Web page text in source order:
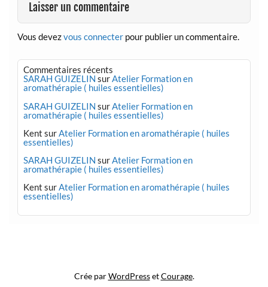
Laisser un commentaire
Vous devezvous connecterpour publier un commentaire.
Commentaires récents
SARAH GUIZELIN surAtelier Formation en
aromathérapie ( huiles essentielles)
SARAH GUIZELIN sur Atelier Formation en
aromathérapie ( huiles essentielles)
Kent surAtelier Formation en aromathérapie ( huiles
essentielles)
SARAH GUIZELIN surAtelier Formation en
aromathérapie ( huiles essentielles)
Kent surAtelier Formation en aromathérapie ( huiles
essentielles)
Crée parWordPressetCourage.